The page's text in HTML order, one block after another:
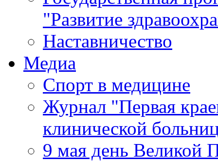
"Развитие
Наставничество
Медиа
Спорт в медицине
Журнал "Первая
клинической
9 мая день Великой